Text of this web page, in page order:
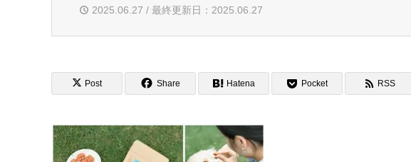
2025.06.27 / 最終更新日：2025.06.27
Post Share Hatena Pocket RSS